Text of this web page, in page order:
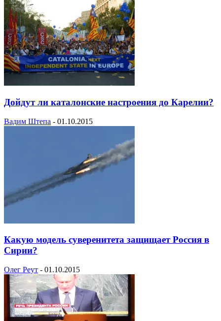
Дойдут ли каталонские настроения до Карелии?
Вадим Штепа - 01.10.2015
Какую модель суверенитета защищает Россия в
Сирии?
Олег Реут - 01.10.2015